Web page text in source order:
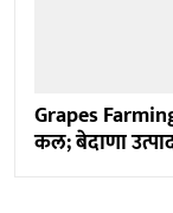
Grapes
कल; बेदाणा